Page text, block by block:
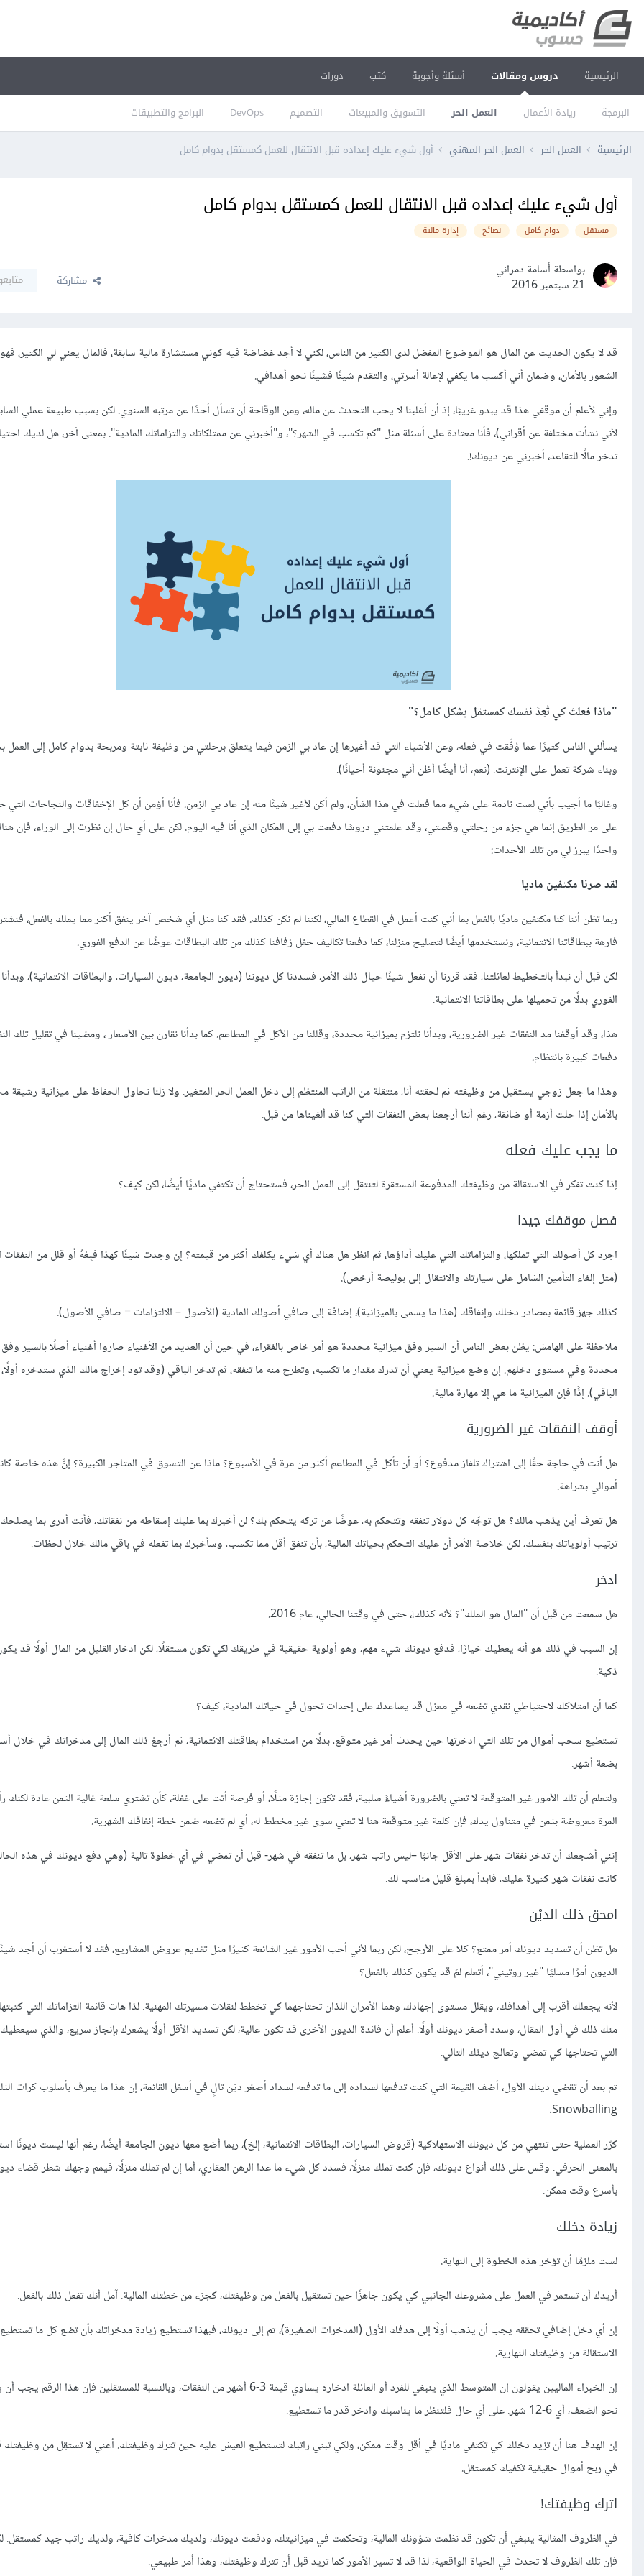
الرئيسية دروس ومقالات
البرمجة ريادة الأعمال العمل الحر التسويق والمبيعات التصميم DevOps البرامج والتطبيقات
أسئلة وأجوبة كتب دورات
الرئيسية العمل الحر العمل الحر المهني أول شيء عليك إعداده قبل الانتقال للعمل كمستقل بدوام كامل
أول شيء عليك إعداده قبل الانتقال للعمل كمستقل بدوام كامل
مستقل دوام كامل نصائح إدارة مالية
بواسطة أسامة دمراني
21 سبتمبر 2016
مشاركة
قد لا يكون الحديث عن المال هو الموضوع المفضل لدى الكثير من الناس، لكني لا أجد غضاضة فيه كوني مستشارة مالية سابقة، فالمال يعني لي الكثير،
الشعور بالأمان، وضمان أني أكسب ما يكفي لإعالة أسرتي، والتقدم شيئًا فشيئًا نحو أهدافي.
وإني لأعلم أن موقفي هذا قد يبدو غريبًا، إذ أن أغلبنا لا يحب التحدث عن ماله، ومن الوقاحة أن تسأل أحدًا عن مرتبه السنوي. لكن بسبب طبيعة عملي
لأني نشأت مختلفة عن أقراني)، فأنا معتادة على أسئلة مثل "كم تكسب في الشهر؟"، و"أخبرني عن ممتلكاتك والتزاماتك المادية". بمعنى آخر، هل لديك
تدخر مالًا للتقاعد، أخبرني عن ديونك!.
"ماذا فعلتَ كي تُعِدَّ نفسك كمستقل بشكل كامل؟"
يسألني الناس كثيرًا عما وُفِّقت في فعله، وعن الأشياء التي قد أغيرها إن عاد بي الزمن فيما يتعلق برحلتي من وظيفة ثابتة ومربحة بدوام كامل إلى
وبناء شركة تعمل على الإنترنت. (نعم، أنا أيضًا أظن أني مجنونة أحيانًا).
وغالبًا ما أجيب بأني لست نادمة على شيء مما فعلت في هذا الشأن، ولم أكن لأغير شيئًا منه إن عاد بي الزمن. فأنا أؤمن أن كل الإخفاقات والنجاحات
على مر الطريق إنما هي جزء من رحلتي وقصتي، وقد علمتني دروسًا دفعت بي إلى المكان الذي أنا فيه اليوم. لكن على أي حال إن نظرت إلى الوراء، فإن
واحدًا يبرز لي من تلك الأحداث:
لقد صرنا مكتفين ماديا
ربما تظن أننا كنا مكتفين ماديًا بالفعل بما أني كنت أعمل في القطاع المالي، لكننا لم نكن كذلك. فقد كنا مثل أي شخص آخر ينفق أكثر مما يملك بالفعل،
فارهة ببطاقاتنا الائتمانية، ونستخدمها أيضًا لتصليح منزلنا، كما دفعنا تكاليف حفل زفافنا كذلك من تلك البطاقات عوضًا عن الدفع الفوري.
لكن قبل أن نبدأ بالتخطيط لعائلتنا، فقد قررنا أن نفعل شيئًا حيال ذلك الأمر، فسددنا كل ديوننا (ديون الجامعة، ديون السيارات، والبطاقات الائتمانية)،
الفوري بدلًا من تحميلها على بطاقاتنا الائتمانية.
هذا، وقد أوقفنا مد النفقات غير الضرورية، وبدأنا نلتزم بميزانية محددة، وقللنا من الأكل في المطاعم. كما بدأنا نقارن بين الأسعار ، ومضينا في تقليل تلك
دفعات كبيرة بانتظام.
وهذا ما جعل زوجي يستقيل من وظيفته ثم لحقته أنا، منتقلة من الراتب المنتظم إلى دخل العمل الحر المتغير. ولا زلنا نحاول الحفاظ على ميزانية رشيقة
بالأمان إذا حلت أزمة أو ضائقة، رغم أننا أرجعنا بعض النفقات التي كنا قد ألغيناها من قبل.
ما يجب عليك فعله
إذا كنت تفكر في الاستقالة من وظيفتك المدفوعة المستقرة لتنتقل إلى العمل الحر، فستحتاج أن تكتفي ماديًا أيضًا، لكن كيف؟
فصل موقفك جيدا
اجرد كل أصولك التي تملكها، والتزاماتك التي عليك أداؤها، ثم انظر هل هناك أي شيء يكلفك أكثر من قيمته؟ إن وجدت شيئًا كهذا فبِعْهُ أو قلل من النفقات
(مثل إلغاء التأمين الشامل على سيارتك والانتقال إلى بوليصة أرخص).
كذلك جهز قائمة بمصادر دخلك وإنفاقك (هذا ما يسمى بالميزانية)، إضافة إلى صافي أصولك المادية (الأصول – الالتزامات = صافي الأصول).
ملاحظة على الهامش: يظن بعض الناس أن السير وفق ميزانية محددة هو أمر خاص بالفقراء، في حين أن العديد من الأغنياء صاروا أغنياء أصلًا بالسير وفق
محددة وفي مستوى دخلهم. إن وضع ميزانية يعني أن تدرك مقدار ما تكسبه، وتطرح منه ما تنفقه، ثم تدخر الباقي (وقد تود إخراج مالك الذي ستدخره
الباقي). إذًا فإن الميزانية ما هي إلا مهارة مالية.
أوقف النفقات غير الضرورية
هل أنت في حاجة حقًا إلى اشتراك تلفاز مدفوع؟ أو أن تأكل في المطاعم أكثر من مرة في الأسبوع؟ ماذا عن التسوق في المتاجر الكبيرة؟ إنَّ هذه خاصة
أموالي بشراهة.
هل تعرف أين يذهب مالك؟ هل توجِّه كل دولار تنفقه وتتحكم به، عوضًا عن تركه يتحكم بك؟ لن أخبرك بما عليك إسقاطه من نفقاتك، فأنت أدرى بما
ترتيب أولوياتك بنفسك، لكن خلاصة الأمر أن عليك التحكم بحياتك المالية، بأن تنفق أقل مما تكسب، وسأخبرك بما تفعله في باقي مالك خلال لحظات.
ادخر
هل سمعت من قبل أن "المال هو الملك"؟ لأنه كذلك!، حتى في وقتنا الحالي، عام 2016.
إن السبب في ذلك هو أنه يعطيك خيارًا، فدفع ديونك شيء مهم، وهو أولوية حقيقية في طريقك لكي تكون مستقلًا، لكن ادخار القليل من المال أولًا قد
ذكية.
كما أن امتلاكك لاحتياطي نقدي تضعه في معزل قد يساعدك على إحداث تحول في حياتك المادية، كيف؟
تستطيع سحب أموال من تلك التي ادخرتها حين يحدث أمر غير متوقع، بدلًا من استخدام بطاقتك الائتمانية، ثم أرجِعْ ذلك المال إلى مدخراتك في خلال
بضعة أشهر.
ولتعلم أن تلك الأمور غير المتوقعة لا تعني بالضرورة أشياءً سلبية، فقد تكون إجازة مثلًا، أو فرصة أتت على غفلة، كأن تشتري سلعة غالية الثمن عادة لكنك
المرة معروضة بثمن في متناول يدك، فإن كلمة غير متوقعة هنا لا تعني سوى غير مخطط له، أي لم تضعه ضمن خطة إنفاقك الشهرية.
إنني أشجعك أن تدخر نفقات شهر على الأقل جانبًا –ليس راتب شهر، بل ما تنفقه في شهر- قبل أن تمضي في أي خطوة تالية (وهي دفع ديونك في هذه
كانت نفقات شهر كثيرة عليك، فابدأ بمبلغ قليل مناسب لك.
امحق ذلك الديْن
هل تظن أن تسديد ديونك أمر ممتع؟ كلا على الأرجح، لكن ربما لأني أحب الأمور غير الشائعة كثيرًا مثل تقديم عروض المشاريع، فقد لا أستغرب أن أجد
الديون أمرًا مسليًا "غير روتيني"، أتعلم لمَ قد يكون كذلك بالفعل؟
لأنه يجعلك أقرب إلى أهدافك، ويقلل مستوى إجهادك، وهما الأمران اللذان تحتاجهما كي تخطط لنقلات مسيرتك المهنية. لذا هات قائمة التزاماتك التي
منك ذلك في أول المقال، وسدد أصغر ديونك أولًا. أعلم أن فائدة الديون الأخرى قد تكون عالية، لكن تسديد الأقل أولًا يشعرك بإنجاز سريع، والذي سيعطيك
التي تحتاجها كي تمضي وتعالج دينْك التالي.
ثم بعد أن تقضي دينك الأول، أضف القيمة التي كنت تدفعها لسداده إلى ما تدفعه لسداد أصغر ديْن تالٍ في أسفل القائمة، إن هذا ما يعرف بأسلوب كرات
Snowballing.
كرّر العملية حتى تنتهي من كل ديونك الاستهلاكية (قروض السيارات، البطاقات الائتمانية، إلخ)، ربما أضع معها ديون الجامعة أيضًا، رغم أنها ليست ديونًا
بالمعنى الحرفي. وقس على ذلك أنواع ديونك، فإن كنت تملك منزلًا، فسدد كل شيء ما عدا الرهن العقاري، أما إن لم تملك منزلًا، فيمم وجهك شطر قضاء
بأسرع وقت ممكن.
زيادة دخلك
لست ملزمًا أن تؤخر هذه الخطوة إلى النهاية.
أريدك أن تستمر في العمل على مشروعك الجانبي كي يكون جاهزًا حين تستقيل بالفعل من وظيفتك، كجزء من خطتك المالية. آمل أنك تفعل ذلك بالفعل.
إن أي دخل إضافي تحققه يجب أن يذهب أولًا إلى هدفك الأول (المدخرات الصغيرة)، ثم إلى ديونك، فبهذا تستطيع زيادة مدخراتك بأن تضع كل ما
الاستقالة من وظيفتك النهارية.
إن الخبراء الماليين يقولون إن المتوسط الذي ينبغي للفرد أو العائلة ادخاره يساوي قيمة 3-6 أشهر من النفقات، وبالنسبة للمستقلين فإن هذا
نحو الضعف، أي 6-12 شهر. على أي حال فلتنظر ما يناسبك وادخر قدر ما تستطيع.
إن الهدف هنا أن تزيد دخلك كي تكتفي ماديًا في أقل وقت ممكن، ولكي تبني راتبك لتستطيع العيش عليه حين تترك وظيفتك. أعني لا تستقِل من وظيفتك
في ربح أموال حقيقية تكفيك كمستقل.
اترك وظيفتك!
في الظروف المثالية ينبغي أن تكون قد نظمت شؤونك المالية، وتحكمت في ميزانيتك، ودفعت ديونك، ولديك مدخرات كافية، ولديك راتب جيد كمستقل.
فإن تلك الظروف لا تحدث في الحياة الواقعية، لذا قد لا تسير الأمور كما تريد قبل أن تترك وظيفتك، وهذا أمر طبيعي.